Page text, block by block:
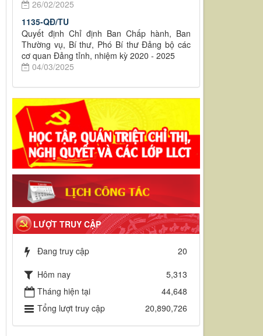
26/02/2025
1135-QĐ/TU
Quyết định Chỉ định Ban Chấp hành, Ban
Thường vụ, Bí thư, Phó Bí thư Đảng bộ các
cơ quan Đảng tỉnh, nhiệm kỳ 2020 - 2025
04/03/2025
LƯỢT TRUY CẬP
Đang truy cập
20
Hôm nay
5,313
Tháng hiện tại
44,648
Tổng lượt truy cập
20,890,726